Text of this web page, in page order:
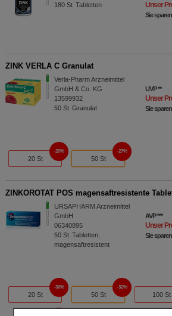
180 St Tabletten Unser
Sie sparen
ZINK VERLA C Granulat
Verla-Pharm Arzneimittel
GmbH & Co. KG
13599932
50 St Granulat
UVP**
Unser
Sie sparen
20 St
20%
50 St
27%
ZINKOROTAT POS magensaftresistente
URSAPHARM Arzneimittel
GmbH
06340895
50 St Tabletten,
magensaftresistent
AVP***
Unser
Sie sparen
20 St
30%
50 St
32%
100 St